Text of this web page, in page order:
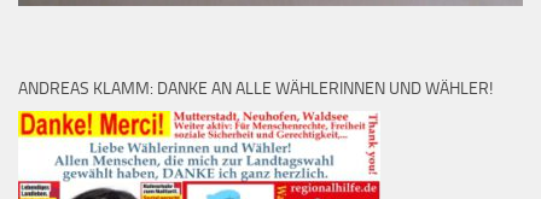
ANDREAS KLAMM: DANKE AN ALLE WÄHLERINNEN UND WÄHLER!